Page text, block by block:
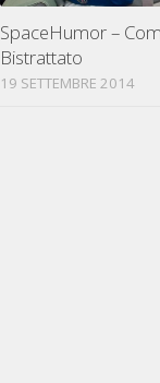
SpaceHumor –
Bistrattato
19 SETTEMBRE 2014